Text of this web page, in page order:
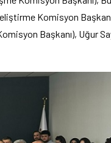
Komisyon
Başkanı), Uğur